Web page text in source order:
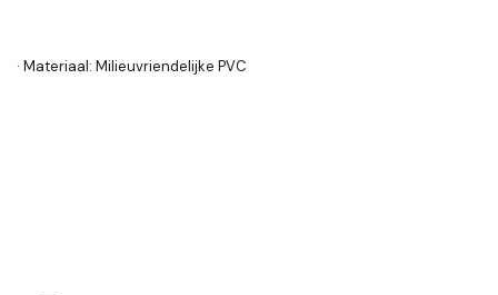
· Materiaal: Milieuvriendelijke PVC